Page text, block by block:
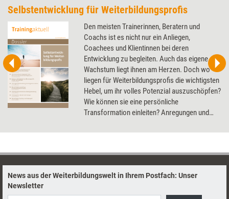
Selbstentwicklung für Weiterbildungsprofis
Den meisten Trainerinnen, Beratern und
Coachs ist es nicht nur ein Anliegen,
Coachees und Klientinnen bei deren
Entwicklung zu begleiten. Auch das eigene
Wachstum liegt ihnen am Herzen. Doch wo
liegen für Weiterbildungsprofis die wichtigsten
Hebel, um ihr volles Potenzial auszuschöpfen?
Wie können sie eine persönliche
Transformation einleiten? Anregungen und
News aus der Weiterbildungswelt in Ihrem Postfach: Unser
Newsletter